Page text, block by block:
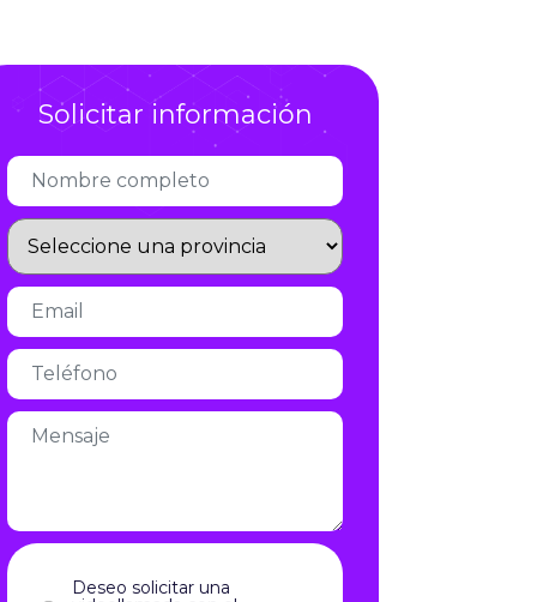
Infórmate
Solicitar información
Deseo solicitar una